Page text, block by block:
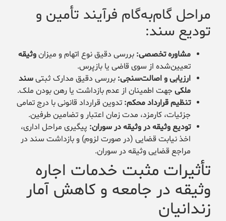
مراحل گام‌به‌گام فرآیند تأمین و
تودیع سند:
مشاوره تخصصی: بررسی دقیق نوع اتهام و میزانوثیقه
تعیین‌شده از سوی قاضی یا بازپرس.
ارزیابی و اصالت‌سنجی: بررسی دقیق مدارک ثبتیسند
ملکی جهت اطمینان از عدم بازداشت یا رهن بودن ملک.
تنظیم قرارداد محکم: تدوین قرارداد قانونی با درج تمامی
جزئیات، کارمزد، مدت زمان اعتبار و تضامین طرفین.
تودیع وثیقه در وثیقه در سوران: پیگیری مراحل اداری،
اخذ نیابت قضایی (در صورت لزوم) و بازداشت سند در
مراجع قضایی وثیقه در سوران.
تأثیرات مثبت خدمات اجاره
وثیقه در جامعه و کاهش آمار
زندانیان